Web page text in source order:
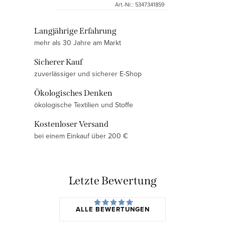
Art.-Nr.: 53473418S9
Langjährige Erfahrung
mehr als 30 Jahre am Markt
Sicherer Kauf
zuverlässiger und sicherer E-Shop
Ökologisches Denken
ökologische Textilien und Stoffe
Kostenloser Versand
bei einem Einkauf über 200 €
Letzte Bewertung
ALLE BEWERTUNGEN